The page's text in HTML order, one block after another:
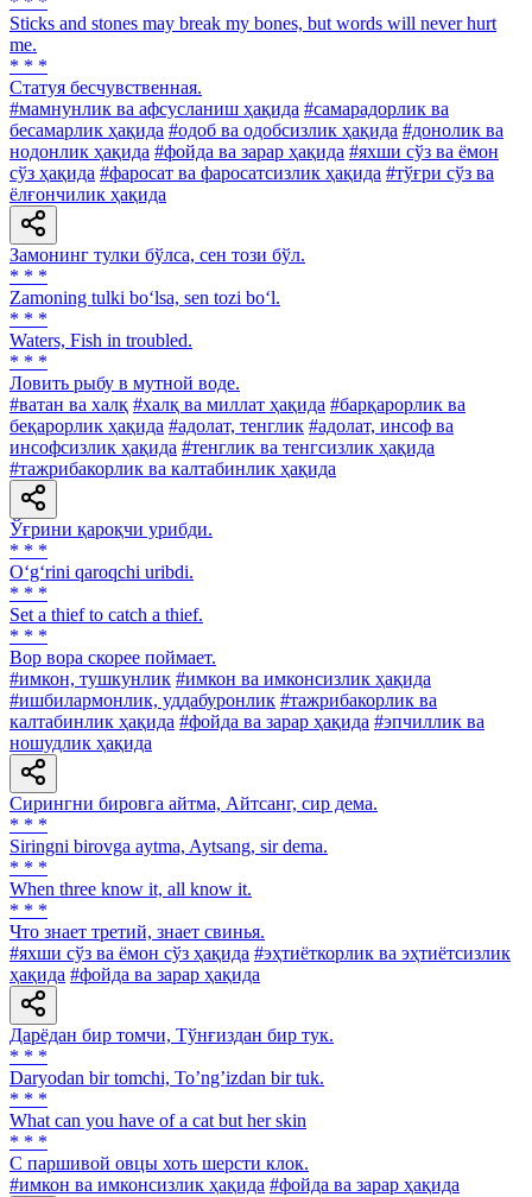
Sticks and stones may break my bones, but words will never hurt
me.
* * *
Статуя бесчувственная.
#мамнунлик ва афсусланиш ҳақида #самарадорлик ва
бесамарлик ҳақида #одоб ва одобсизлик ҳақида #донолик ва
нодонлик ҳақида #фойда ва зарар ҳақида #яхши сўз ва ёмон
сўз ҳақида #фаросат ва фаросатсизлик ҳақида #тўғри сўз ва
ёлғончилик ҳақида
Замонинг тулки бўлса, сен този бўл.
* * *
Zamoning tulki bo‘lsa, sen tozi bo‘l.
* * *
Waters, Fish in troubled.
* * *
Ловить рыбу в мутной воде.
#ватан ва халқ #халқ ва миллат ҳақида #барқарорлик ва
беқарорлик ҳақида #адолат, тенглик #адолат, инсоф ва
инсофсизлик ҳақида #тенглик ва тенгсизлик ҳақида
#тажрибакорлик ва калтабинлик ҳақида
Ўғрини қароқчи урибди.
* * *
O‘g‘rini qaroqchi uribdi.
* * *
Set a thief to catch a thief.
* * *
Вор вора скорее поймает.
#имкон, тушкунлик #имкон ва имконсизлик ҳақида
#ишбилармонлик, уддабуронлик #тажрибакорлик ва
калтабинлик ҳақида #фойда ва зарар ҳақида #эпчиллик ва
ношудлик ҳақида
Сирингни бировга айтма, Айтсанг, сир дема.
* * *
Siringni birovga aytma, Aytsang, sir dema.
* * *
When three know it, all know it.
* * *
Что знает третий, знает свинья.
#яхши сўз ва ёмон сўз ҳақида #эҳтиёткорлик ва эҳтиётсизлик
ҳақида #фойда ва зарар ҳақида
Дарёдан бир томчи, Тўнғиздан бир тук.
* * *
Daryodan bir tomchi, Toʼngʼizdan bir tuk.
* * *
What can you have of a cat but her skin
* * *
С паршивой овцы хоть шерсти клок.
#имкон ва имконсизлик ҳақида #фойда ва зарар ҳақида